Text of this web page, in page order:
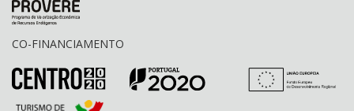
CO-FINANCIAMENTO